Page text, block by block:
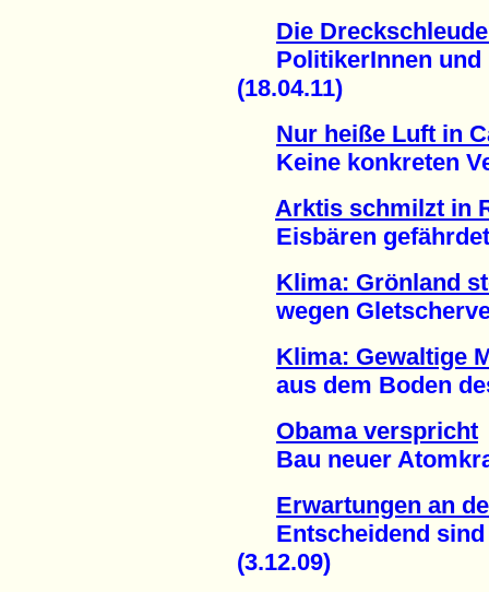
Die
PolitikerInnen und
(18.04.11)
Nur heiße Luft in
Keine konkreten
Arktis schmilzt in
Eisbären gefährdet
Klima: Grönland
wegen
Klima: Gewaltige
aus dem Boden
Obama verspricht
Bau neuer
Erwartungen an
Entscheidend sind
(3.12.09)